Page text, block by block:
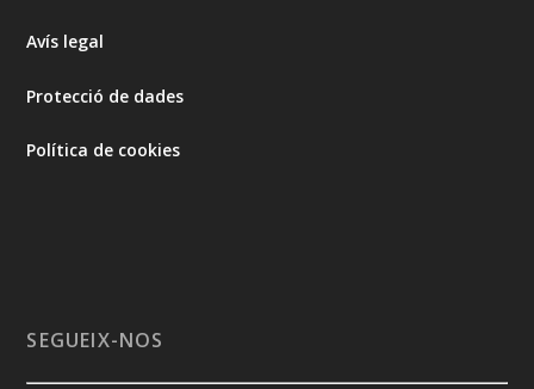
Avís legal
Protecció de dades
Política de cookies
SEGUEIX-NOS